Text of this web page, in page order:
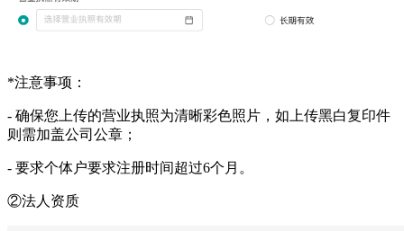
*注意事项：
- 确保您上传的营业执照为清晰彩色照片，如上传黑白复印件
则需加盖公司公章；
- 要求个体户要求注册时间超过6个月。
②法人资质